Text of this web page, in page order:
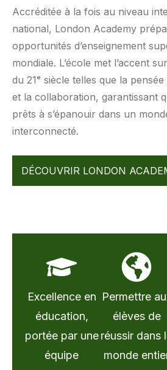
Accréditée à la fois au niveau
national, London Academy
opportunités d’enseignement
mondiale. L’école met l’accent
du 21ᵉ siècle telles que la
et la collaboration, garantissant
prêts à s’épanouir dans un
interconnecté.
DÉCOUVRIR LONDON
Excellence en
éducation,
portée par une
équipe
Permettre
élèves de
réussir dans
monde